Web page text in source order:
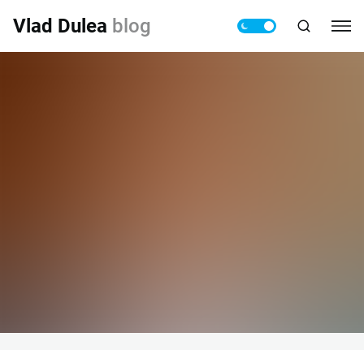
Vlad Dulea blog